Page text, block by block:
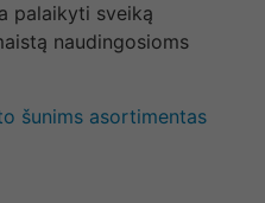
palaikyti sveiką
naudingosioms
šunims asortimentas